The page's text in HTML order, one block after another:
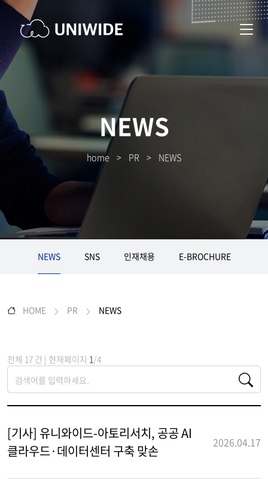
NEWS
home > PR > NEWS
NEWS SNS 인재채용 E-BROCHURE
HOME PR NEWS
전체 17 건 | 현재페이지 1/4
[기사] 유니와이드-아토리서치, 공공 AI
클라우드·데이터센터 구축 맞손
2026.04.17